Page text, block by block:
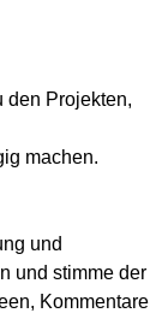
den Projekten,
machen.
und
und stimme der
Kommentare